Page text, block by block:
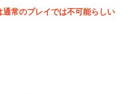
通常のプレイでは不可能らしい